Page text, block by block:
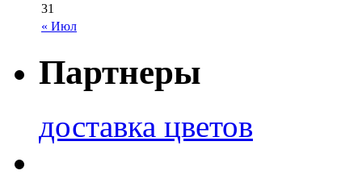
« Июл
31
Партнеры
доставка цветов